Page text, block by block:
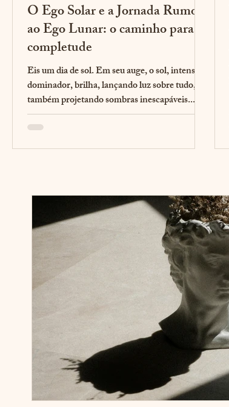
O Ego Solar e a Jornada Rumo
ao Ego Lunar: o caminho para a
completude
Eis um dia de sol. Em seu auge, o sol, intenso e
dominador, brilha, lançando luz sobre tudo, e
também projetando sombras inescapáveis....